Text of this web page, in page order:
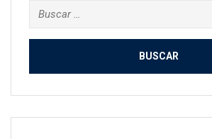
Buscar: